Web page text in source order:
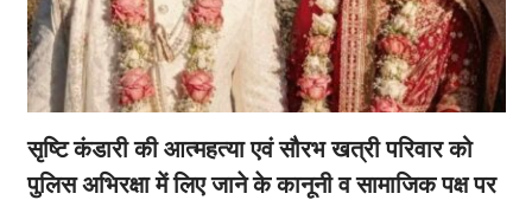
सृष्टि कंडारी की आत्महत्या एवं सौरभ खत्री परिवार को
पुलिस अभिरक्षा में लिए जाने के कानूनी व सामाजिक पक्ष पर